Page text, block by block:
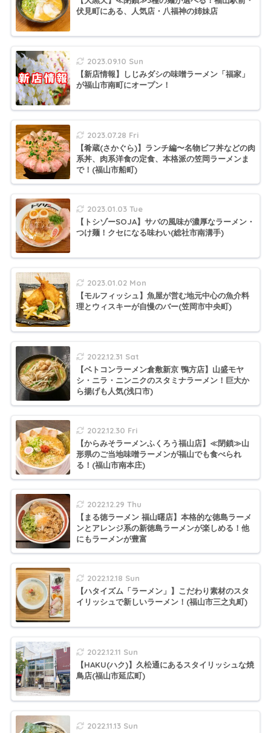
伏見町にある、人気店・八福神の姉妹店
2023.09.10 Sun
【新店情報】しじみダシの味噌ラーメン「福家」
が福山市南町にオープン！
2023.07.28 Fri
【肴蔵(さかぐら)】ランチ編〜名物ビフ丼などの肉
系丼、肉系洋食の定食、本格派の笠岡ラーメンま
で！(福山市船町)
2023.01.03 Tue
【トシゾーSOJA】サバの風味が濃厚なラーメン・
つけ麺！クセになる味わい(総社市南溝手)
2023.01.02 Mon
【モルフィッシュ】魚屋が営む地元中心の魚介料
理とウィスキーが自慢のバー(笠岡市中央町)
2022.12.31 Sat
【ベトコンラーメン倉敷新京 鴨方店】山盛モヤ
シ・ニラ・ニンニクのスタミナラーメン！巨大か
ら揚げも人気(浅口市)
2022.12.30 Fri
【からみそラーメンふくろう福山店】≪閉鎖≫山
形県のご当地味噌ラーメンが福山でも食べられ
る！(福山市南本庄)
2022.12.29 Thu
【まる徳ラーメン 福山曙店】本格的な徳島ラーメ
ンとアレンジ系の新徳島ラーメンが楽しめる！他
にもラーメンが豊富
2022.12.18 Sun
【ハタイズム「ラーメン」】こだわり素材のスタ
イリッシュで新しいラーメン！(福山市三之丸町)
2022.12.11 Sun
【HAKU(ハク)】久松通にあるスタイリッシュな焼
鳥店(福山市延広町)
2022.11.13 Sun